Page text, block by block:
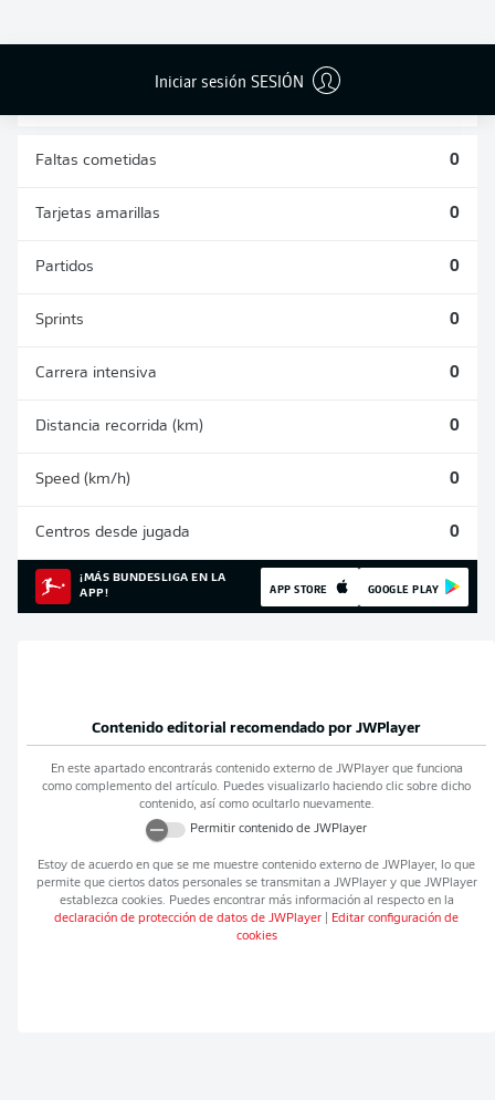
Iniciar sesión SESIÓN
DIVIDIDOS
0
AÉREOS
0
Faltas cometidas 0
Tarjetas amarillas 0
Partidos 0
Sprints 0
Carrera intensiva 0
Distancia recorrida (km) 0
Speed (km/h) 0
Centros desde jugada 0
¡MÁS BUNDESLIGA EN LA
APP!
APP STORE GOOGLE PLAY
Contenido editorial recomendado por JWPlayer
En este apartado encontrarás contenido externo de JWPlayerque funciona
como complemento del artículo. Puedes visualizarlo haciendo clic sobre dicho
contenido, así como ocultarlo nuevamente.
Permitir contenido de JWPlayer
Estoy de acuerdo en que se me muestre contenido externo de JWPlayer, lo que
permite que ciertos datos personales se transmitan a JWPlayery que JWPlayer
establezca cookies. Puedes encontrar más información al respecto en la
declaración de protección de datos de JWPlayer
Editar configuración de
cookies